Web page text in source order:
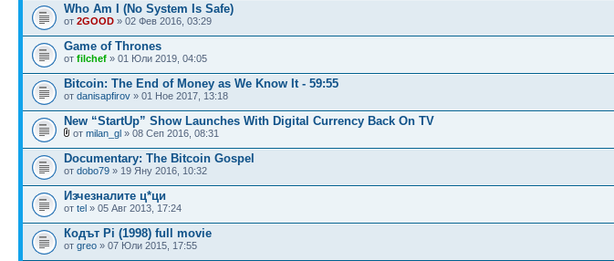
Who Am I (No System Is Safe)
от 2GOOD » 02 Фев 2016, 03:29
Game of Thrones
от filchef » 01 Юли 2019, 04:05
Bitcoin: The End of Money as We Know It - 59:55
от danisapfirov » 01 Ное 2017, 13:18
New “StartUp” Show Launches With Digital Currency Back On TV
от milan_gl » 08 Сеп 2016, 08:31
Documentary: The Bitcoin Gospel
от dobo79 » 19 Яну 2016, 10:32
Изчезналите ц*ци
от tel » 05 Авг 2013, 17:24
Кодът Pi (1998) full movie
от greo » 07 Юли 2015, 17:55